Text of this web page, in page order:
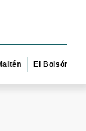
El Bolsón